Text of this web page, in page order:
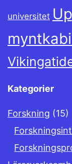
universitet
Kategorier
Forskning (15)